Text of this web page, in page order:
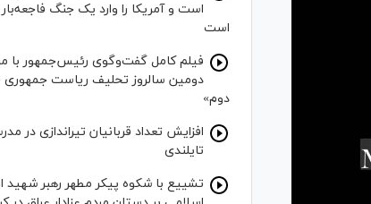
است و آمریکا را وارد یک جنگ فاجعه‌بار
است
فیلم کامل گفت‌وگوی رئیس‌جمهور با
دومین سالروز تحلیف ریاست
دوم»
افزایش تعداد قربانیان تیراندازی در
تایلندی
تشییع با شکوه پیکر مطهر رهبر شهید